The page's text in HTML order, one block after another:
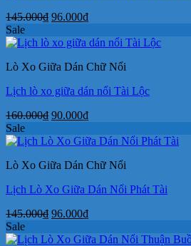
145.000₫ Giá
là:
96.000₫Giá
tại
96.000₫.
Sale
Lò Xo Giữa Dán Chữ Nổi
Lịch lò xo giữa dán nổi Tài Lộc
160.000₫ Giá
là:
90.000₫Giá
tại
90.000₫.
Sale
Lò Xo Giữa Dán Chữ Nổi
Lịch Lò Xo Giữa Dán Nổi Phát Tài
145.000₫ Giá
là:
96.000₫Giá
tại
Sale